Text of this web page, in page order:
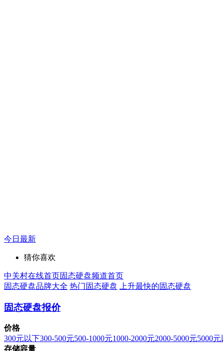
今日最新
猜你喜欢
中关村在线首页固态硬盘频道首页
固态硬盘品牌大全 热门固态硬盘 上升最快的固态硬盘
固态硬盘报价
价格
300元以下300-500元500-1000元1000-2000元2000-5000元5000
存储容量